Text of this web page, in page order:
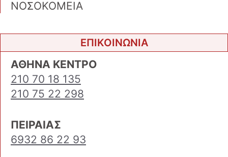
ΝΟΣΟΚΟΜΕΙΑ
ΕΠΙΚΟΙΝΩΝΙΑ
ΑΘΗΝΑ ΚΕΝΤΡΟ
210 70 18 135
210 75 22 298
ΠΕΙΡΑΙΑΣ
6932 86 22 93